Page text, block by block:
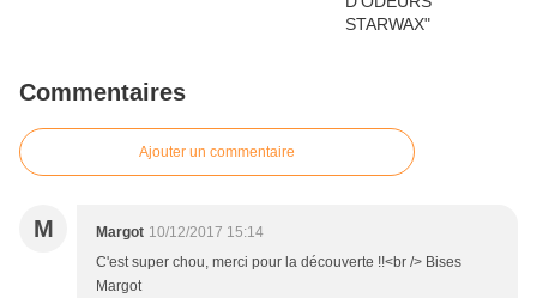
Commentaires
Ajouter un commentaire
M Margot 10/12/2017 15:14
C'est super chou, merci pour la découverte !!<br /> Bises
Margot